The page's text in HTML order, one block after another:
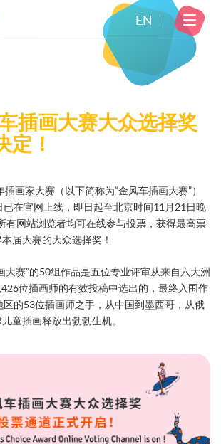
EN
插画大赛大众选择奖
定！
画家大赛（以下简称为“金风车插画大赛”）
已在官网上线，即日起至北京时间11月21日晚
有网站浏览者均可在线参与投票，获得最高票
届大赛的大众选择奖！
大赛”的50组作品是五位专业评审从来自六大洲
位插画师的有效投稿中选出的，最终入围作
的53位插画师之手，从中国到墨西哥，从俄
童插画释放出勃勃生机。